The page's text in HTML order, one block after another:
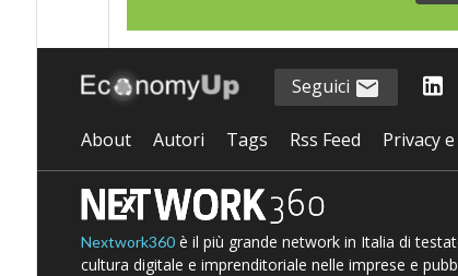
Seguici
About Autori Tags Rss Feed Privacy
Nextwork360è il più grande network in Italia di
cultura digitale e imprenditoriale nelle imprese e